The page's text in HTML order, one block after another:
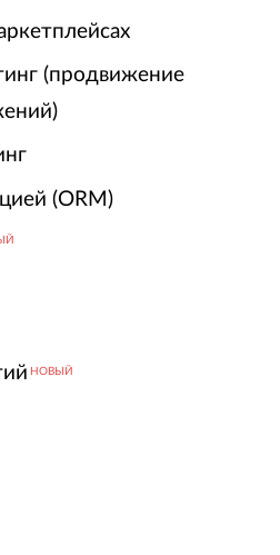
(продвижение
(ORM)
НОВЫЙ